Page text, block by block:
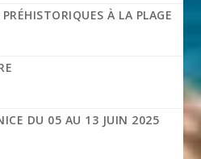
À LA PLAGE
DU 05 AU 13 JUIN 2025